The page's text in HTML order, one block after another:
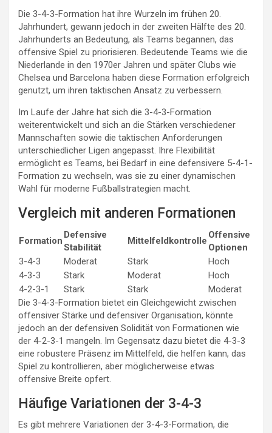
Die 3-4-3-Formation hat ihre Wurzeln im frühen 20.
Jahrhundert, gewann jedoch in der zweiten Hälfte des 20.
Jahrhunderts an Bedeutung, als Teams begannen, das
offensive Spiel zu priorisieren. Bedeutende Teams wie die
Niederlande in den 1970er Jahren und später Clubs wie
Chelsea und Barcelona haben diese Formation erfolgreich
genutzt, um ihren taktischen Ansatz zu verbessern.
Im Laufe der Jahre hat sich die 3-4-3-Formation
weiterentwickelt und sich an die Stärken verschiedener
Mannschaften sowie die taktischen Anforderungen
unterschiedlicher Ligen angepasst. Ihre Flexibilität
ermöglicht es Teams, bei Bedarf in eine defensivere 5-4-1-
Formation zu wechseln, was sie zu einer dynamischen
Wahl für moderne Fußballstrategien macht.
Vergleich mit anderen Formationen
Formation
Defensive
Stabilität
Mittelfeldkontrolle
Offensive
Optionen
3-4-3
Moderat Stark
Hoch
4-3-3
Stark Moderat
Hoch
4-2-3-1
Stark Stark
Moderat
Die 3-4-3-Formation bietet ein Gleichgewicht zwischen
offensiver Stärke und defensiver Organisation, könnte
jedoch an der defensiven Solidität von Formationen wie
der 4-2-3-1 mangeln. Im Gegensatz dazu bietet die 4-3-3
eine robustere Präsenz im Mittelfeld, die helfen kann, das
Spiel zu kontrollieren, aber möglicherweise etwas
offensive Breite opfert.
Häufige Variationen der 3-4-3
Es gibt mehrere Variationen der 3-4-3-Formation, die